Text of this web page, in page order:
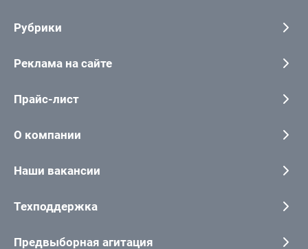
Рубрики
Реклама на сайте
Прайс-лист
О компании
Наши вакансии
Техподдержка
Предвыборная агитация